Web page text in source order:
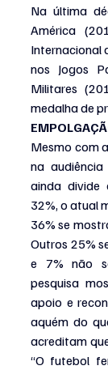
Na última
América
Internacional
nos Jogos
Militares
medalha de
Mesmo com
na
ainda divide
32%, o atual
36% se
Outros 25%
e 7% não
pesquisa
apoio e
aquém do
acreditam
“O futebol